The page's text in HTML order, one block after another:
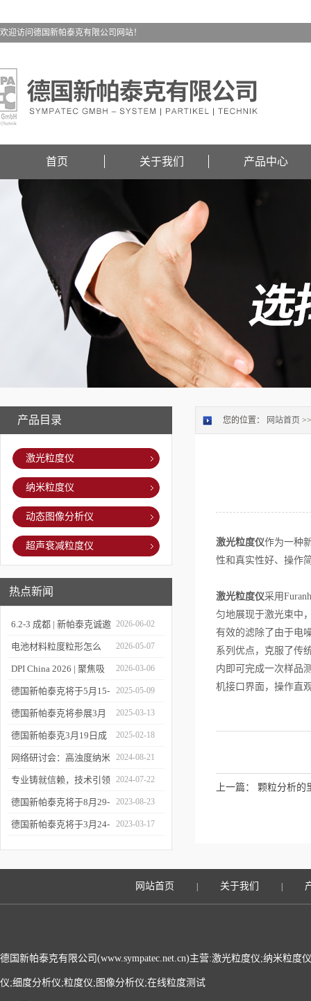
欢迎访问德国新帕泰克有限公司网站！
首页 关于我们 产品中心
产品目录
激光粒度仪
纳米粒度仪
动态图像分析仪
超声衰减粒度仪
热点新闻
6.2-3 成都 | 新帕泰克诚邀
您相约CPI西南制药工业
大会
2026-06-02
电池材料粒度粒形怎么
测？德国新帕泰克邀您共
赴CIBF2026
2026-05-07
DPI China 2026 | 聚焦吸
入制剂前沿，共探技术创
新之路
2026-03-06
德国新帕泰克将于5月15-
17日参加深圳CIBF电池
展
2025-05-09
德国新帕泰克将参展3月
20-21日成都CPI制药工业
大会
2025-03-13
德国新帕泰克3月19日成
都粒度与粒形分析研讨会
诚邀参与
2025-02-18
网络研讨会：高浊度纳米
颗粒分散体系中的粒度分
析
2024-08-21
专业铸就信赖，技术引领
未来——新帕泰克中国20
周年
2024-07-22
德国新帕泰克将于8月29-
31日参加Formnext 2023
2023-08-23
德国新帕泰克将于3月24-
坛
2023-03-17
您的位置： 网站首页
激光粒度仪作为一种
性和真实性好、操作
激光粒度仪采用
匀地展现于激光束中
有效的滤除了由于电
系列优点，克服了传
内即可完成一次样品
机接口界面，操作直
上一篇： 颗粒分析的
网站首页 关于我们
德国新帕泰克有限公司(www.sympatec.net.cn)主营:激光粒度仪;纳米粒度
仪;细度分析仪;粒度仪;图像分析仪;在线粒度测试